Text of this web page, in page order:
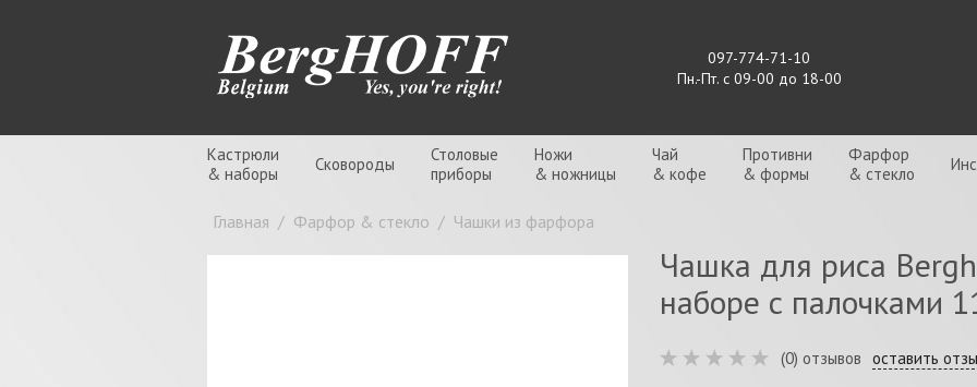
097-774-71-10
Пн.-Пт. с 09-00 до 18-00
Кастрюли
& наборы
Сковороды
Столовые
приборы
Ножи
& ножницы
Чай
& кофе
Противни
& формы
Фарфор
& стекло
Главная / Фарфор & стекло / Чашки из фарфора
Чашка для риса
наборе с палочками
(0) отзывов оставить